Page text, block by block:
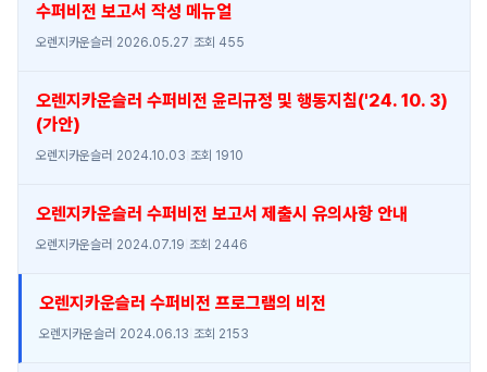
수퍼비전 보고서 작성 메뉴얼
오렌지카운슬러 2026.05.27 조회 455
오렌지카운슬러 수퍼비전 윤리규정 및 행동지침('24. 10. 3)
(가안)
오렌지카운슬러 2024.10.03 조회 1910
오렌지카운슬러 수퍼비전 보고서 제출시 유의사항 안내
오렌지카운슬러 2024.07.19 조회 2446
오렌지카운슬러 수퍼비전 프로그램의 비전
오렌지카운슬러 2024.06.13 조회 2153